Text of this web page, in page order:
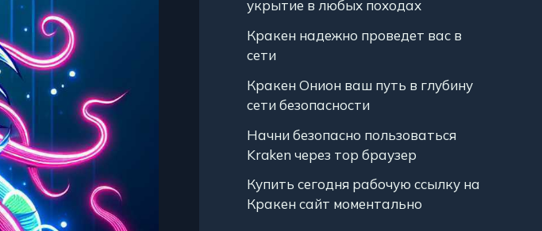
укрытие в любых походах
Кракен надежно проведет вас в
сети
Кракен Онион ваш путь в глубину
сети безопасности
Начни безопасно пользоваться
Kraken через тор браузер
Купить сегодня рабочую ссылку на
Кракен сайт моментально